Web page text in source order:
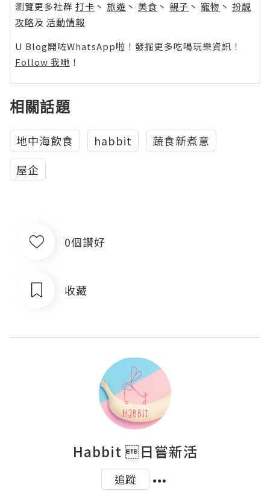
瀏覽更多社群 打卡 丶 旅遊 丶 美食 丶 親子 丶 寵物 丶 扮靚
攻略及 活動情報
U Blog開咗WhatsApp啦！發掘更多吃喝玩樂資訊！
Follow 我哋 ！
相關話題
地中海飲食 habbit
蔬食新煮意
屋企
0個讚好
收藏
Habbit 日嘗新活
追蹤